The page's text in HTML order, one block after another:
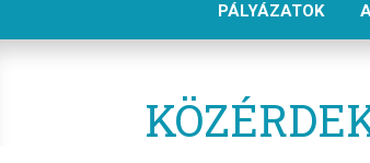
PÁLYÁZATOK